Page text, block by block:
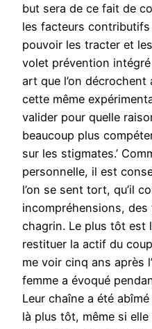
but sera de ce fait de
les facteurs
pouvoir les tracter et
volet prévention
art que l’on décrochent
cette même
valider pour quelle
beaucoup plus
sur les stigmates.’
personnelle, il est
l’on se sent tort, qu’il
incompréhensions,
chagrin. Le plus tôt est
restituer la actif du
me voir cinq ans après
femme a évoqué
Leur chaîne a été
là plus tôt, même si